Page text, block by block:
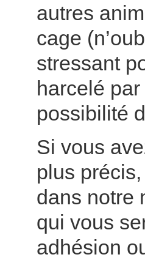
autres
cage
stressant
harcelé
possibilité
Si vous
plus
dans notre
qui vous
adhésion